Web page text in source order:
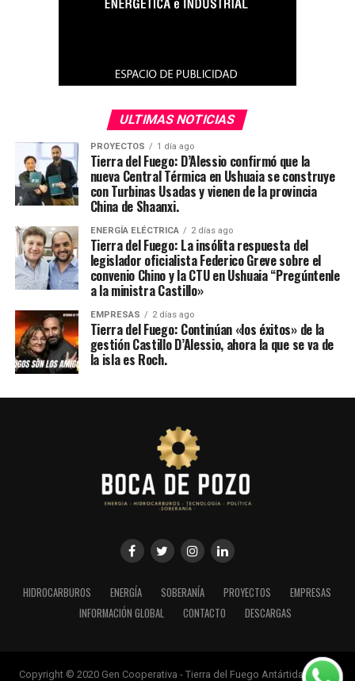
ULTIMAS NOTICIAS
PROYECTOS 1 día ago
Tierra del Fuego: D’Alessio confirmó que la
nueva Central Térmica en Ushuaia se construye
con Turbinas Usadas y vienen de la provincia
China de Shaanxi.
ENERGÍA ELÉCTRICA 2 días ago
Tierra del Fuego: La insólita respuesta del
legislador oficialista Federico Greve sobre el
convenio Chino y la CTU en Ushuaia “Pregúntenle
a la ministra Castillo»
EMPRESAS 2 días ago
Tierra del Fuego: Continúan «los éxitos» de la
gestión Castillo D’Alessio, ahora la que se va de
la isla es Roch.
HIDROCARBUROS ENERGÍA SOBERANÍA PROYECTOS
EMPRESAS
INFORMACIÓN GLOBAL
CONTACTO DESCARGAS
Copyright © 2020 Gen Cooperativa - Tierra del Fuego Antártida e Islas